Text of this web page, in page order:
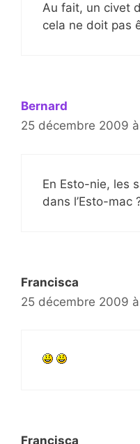
Au fait, un civet
cela ne doit pas
Bernard
25 décembre 2009
En Esto-nie, les
dans l’Esto-mac
Francisca
25 décembre 2009
Francisca